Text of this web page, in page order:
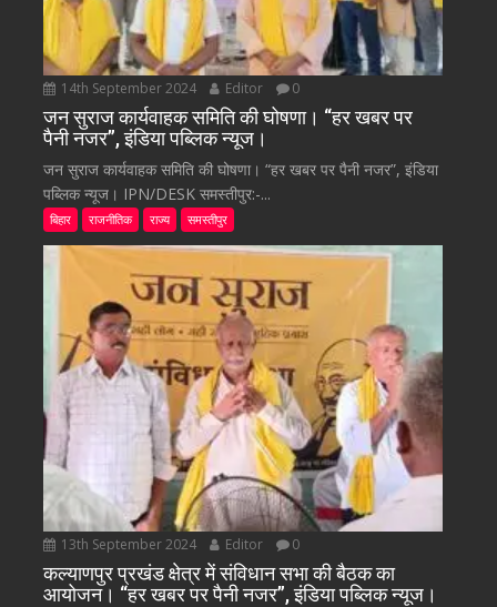
14th September 2024 Editor 0
जन सुराज कार्यवाहक समिति की घोषणा। “हर खबर पर
पैनी नजर”, इंडिया पब्लिक न्यूज।
जन सुराज कार्यवाहक समिति की घोषणा। “हर खबर पर पैनी नजर”, इंडिया
पब्लिक न्यूज। IPN/DESK समस्तीपुर:-...
बिहार राजनीतिक राज्य समस्तीपुर
13th September 2024 Editor 0
कल्याणपुर प्रखंड क्षेत्र में संविधान सभा की बैठक का
आयोजन। “हर खबर पर पैनी नजर”, इंडिया पब्लिक न्यूज।